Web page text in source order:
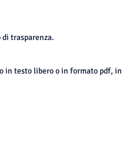
trasparenza.
in testo libero o in formato pdf, in